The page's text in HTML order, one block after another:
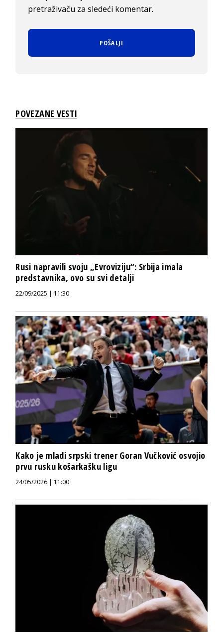
pretraživaču za sledeći komentar.
POVEZANE VESTI
Rusi napravili svoju „Evroviziju“: Srbija imala
predstavnika, ovo su svi detalji
22/09/2025 | 11:30
Kako je mladi srpski trener Goran Vučković osvojio
prvu rusku košarkašku ligu
24/05/2026 | 11:00